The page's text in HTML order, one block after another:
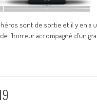
héros sont de sortie et il y en a
l’horreur accompagné d’un